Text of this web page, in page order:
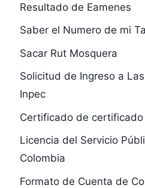
Resultado de Eamenes
Saber el Numero de mi
Sacar Rut Mosquera
Solicitud de Ingreso a
Inpec
Certificado de certificado
Licencia del Servicio
Colombia
Formato de Cuenta de